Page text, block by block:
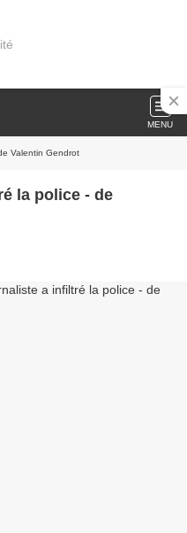
MENU
Valentin Gendrot
la police - de